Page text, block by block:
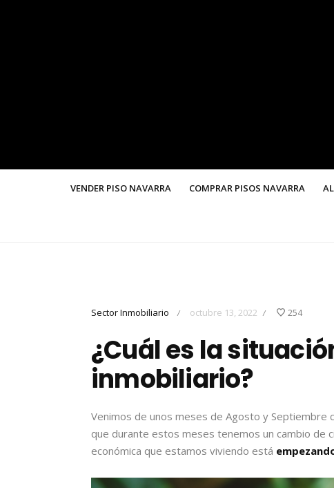
VENDER PISO NAVARRA COMPRAR PISOS NAVARRA
Sector Inmobiliario / octubre 13, 2022 / 254
¿Cuál es la
inmobiliario?
Venimos de unos meses de Agosto y Septiembre
que durante estos meses tenemos un cambio de
económica que estamos viviendo está